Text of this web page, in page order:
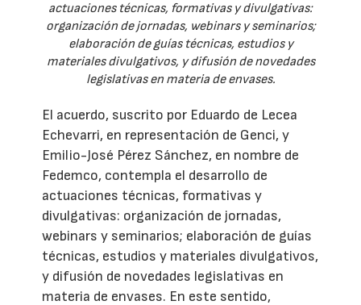
actuaciones técnicas, formativas y divulgativas:
organización de jornadas, webinars y seminarios;
elaboración de guías técnicas, estudios y
materiales divulgativos, y difusión de novedades
legislativas en materia de envases.
El acuerdo, suscrito por Eduardo de Lecea
Echevarri, en representación de Genci, y
Emilio-José Pérez Sánchez, en nombre de
Fedemco, contempla el desarrollo de
actuaciones técnicas, formativas y
divulgativas: organización de jornadas,
webinars y seminarios; elaboración de guías
técnicas, estudios y materiales divulgativos,
y difusión de novedades legislativas en
materia de envases. En este sentido,